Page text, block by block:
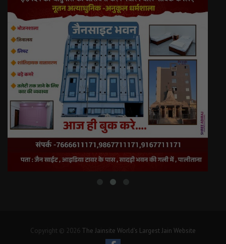
Copyright © 2026 The Jainsite World's Largest Jain Website